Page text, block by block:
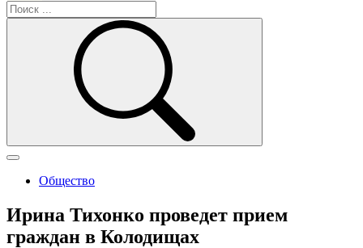
Общество
Ирина Тихонко проведет прием
граждан в Колодищах